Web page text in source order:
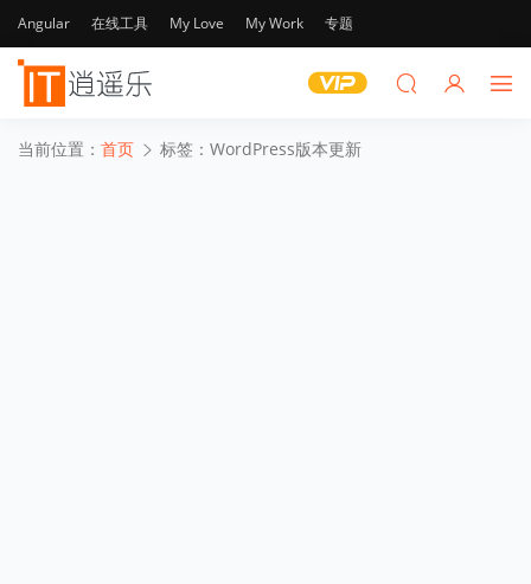
Angular 在线工具 My Love My Work 专题
当前位置： 首页 标签：WordPress版本更新